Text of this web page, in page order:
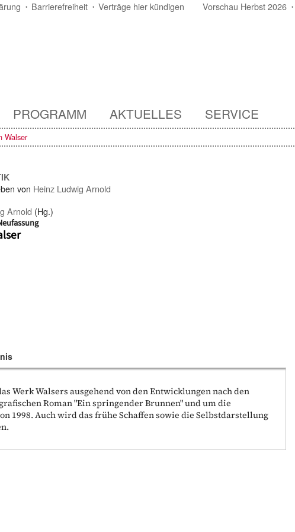
Barrierefreiheit Verträge hier kündigen Vorschau Herbst 2026
PROGRAMM AKTUELLES SERVICE
Walser
von Heinz Ludwig Arnold
Arnold (Hg.)
Werk Walsers ausgehend von den Entwicklungen nach den
Roman "Ein springender Brunnen" und um die
1998. Auch wird das frühe Schaffen sowie die Selbstdarstellung